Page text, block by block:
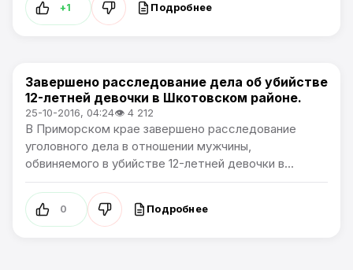
+1 Подробнее
Происшествия
Завершено расследование дела об убийстве
12-летней девочки в Шкотовском районе.
25-10-2016, 04:24👁 4 212
В Приморском крае завершено расследование
уголовного дела в отношении мужчины,
обвиняемого в убийстве 12-летней девочки в...
0 Подробнее